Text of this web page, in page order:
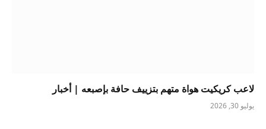
لاعب كريكيت هواة متهم بتزييف حافة بإصبعه | أخبار
يوليو 30, 2026